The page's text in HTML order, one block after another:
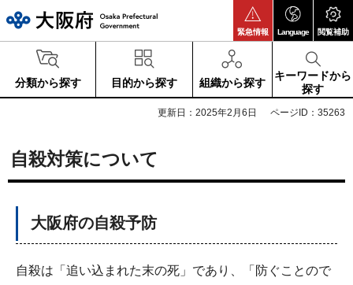
緊急情報 Language 閲覧補助
分類から探す 目的から探す 組織から探す
キーワードから
探す
更新日：2025年2月6日 ページID：35263
自殺対策について
大阪府の自殺予防
自殺は「追い込まれた末の死」であり、「防ぐことので